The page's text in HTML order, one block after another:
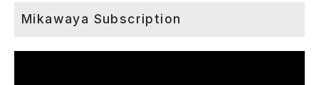
Mikawaya Subscription